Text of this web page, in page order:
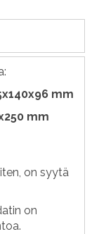
mm
mm
on syytä
on